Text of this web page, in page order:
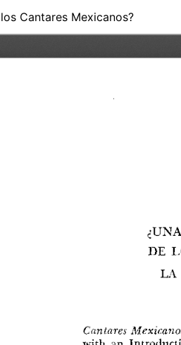
Cantares Mexicanos?